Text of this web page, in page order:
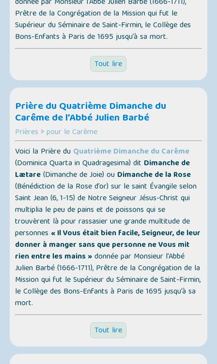
Prêtre de la Congrégation de la Mission qui fut le
Supérieur du Séminaire de Saint-Firmin, le Collège des
Bons-Enfants à Paris de 1695 jusqu’à sa mort.
Tout lire
Prière du Quatrième Dimanche du
Carême de l’Abbé Julien Barbé
Prières >pour le Carême
Voici la Prière du Quatrième Dimanche du Carême
(Dominica Quarta in Quadragesima) dit Dimanche de
Lætare(Dimanche de Joie) ou Dimanche de la Rose
(Bénédiction de la Rose d’or) sur le saint Évangile selon
Saint Jean (6, 1-15) de Notre Seigneur Jésus-Christ qui
multiplia le peu de pains et de poissons qui se
trouvèrent là pour rassasier une grande multitude de
personnes « Il Vous était bien facile, Seigneur, de leur
donner à manger sans que personne ne Vous mit
rien entre les mains »donnée par Monsieur l’Abbé
Julien Barbé (1666-1711), Prêtre de la Congrégation de la
Mission qui fut le Supérieur du Séminaire de Saint-Firmin,
le Collège des Bons-Enfants à Paris de 1695 jusqu’à sa
mort.
Tout lire